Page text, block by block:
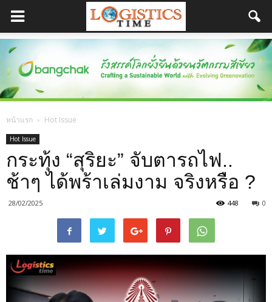
หน้าแรก Hot Issue
Hot Issue
กระทุ้ง “สุริยะ” จับตารถไฟ..
ช้าๆ ได้พร้าเล่มงาม จริงหรือ ?
28/02/2025 0
448